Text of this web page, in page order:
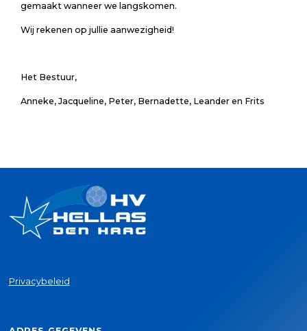
gemaakt wanneer we langskomen.
Wij rekenen op jullie aanwezigheid!
Het Bestuur,
Anneke, Jacqueline, Peter, Bernadette, Leander en Frits
Privacybeleid